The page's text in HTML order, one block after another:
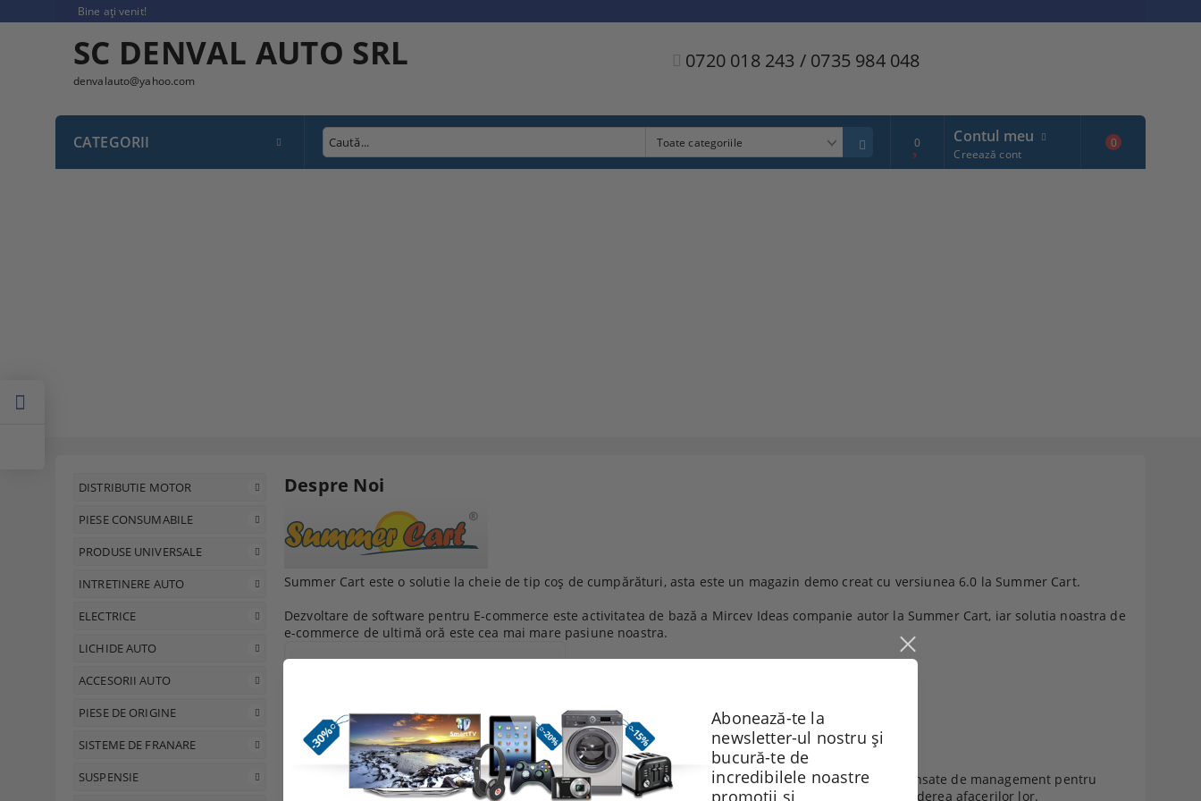
Bine ați venit!
SC DENVAL AUTO SRL
denvalauto@yahoo.com
0720 018 243 / 0735 984 048
CATEGORII 0 Contul meu
Creează cont
0
DISTRIBUTIE MOTOR
PIESE CONSUMABILE
PRODUSE UNIVERSALE
INTRETINERE AUTO
ELECTRICE
LICHIDE AUTO
ACCESORII AUTO
PIESE DE ORIGINE
SISTEME DE FRANARE
SUSPENSIE
Despre Noi
Summer Cart este o solutie la cheie de tip coș de cumpărături, asta este un magazin demo creat cu versiunea 6.0 la Summer Cart.
Dezvoltare de software pentru E-commerce este activitatea de bază a Mircev Ideas companie autor la Summer Cart, iar solutia noastra de
e-commerce de ultimă oră este cea mai mare pasiune noastra.
Din 2003, Mirchev Ideas oferă soluţie de e-commerce, servicii de dezvoltare software web si solutii avansate de management pentru
companiile mari și mici, oferind clienților noștri instrumente ușor de utilizat pentru construirea și extinderea afacerilor lor.
Abonează-te la
newsletter-ul nostru și
bucură-te de
incredibilele noastre
promoții și